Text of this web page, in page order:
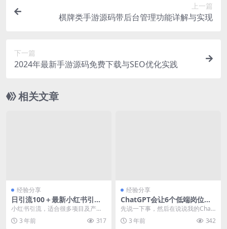
上一篇
棋牌类手游源码带后台管理功能详解与实现
下一篇
2024年最新手游源码免费下载与SEO优化实践
相关文章
经验分享
日引流100＋最新小红书引流
玩法
小红书引流，适合很多项目及产品
去操作，各行各业都在上面引流，
有的人投机取巧，通过...
3 年前 317
经验分享
ChatGPT会让6个低端岗位失
业
先说一下事，然后在说说我的Chat
GPT的一些看法哈! 其实最近我们也
是研究探索...
3 年前 342